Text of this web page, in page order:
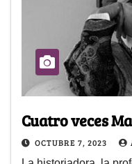
Cuatro veces
OCTUBRE 7, 2023